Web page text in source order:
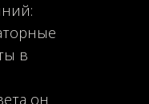
в
он